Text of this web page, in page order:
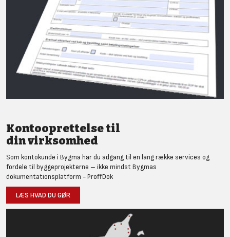
Kontooprettelse til
din virksomhed
Som kontokunde i Bygma har du adgang til en lang række services og
fordele til byggeprojekterne – ikke mindst Bygmas
dokumentationsplatform - ProffDok
LÆS HVAD DU GØR